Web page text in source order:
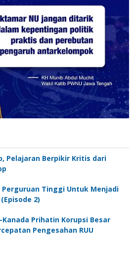
Pelajaran Berpikir Kritis dari
Perguruan Tinggi Untuk Menjadi
2)
Prihatin Korupsi Besar
Pengesahan RUU